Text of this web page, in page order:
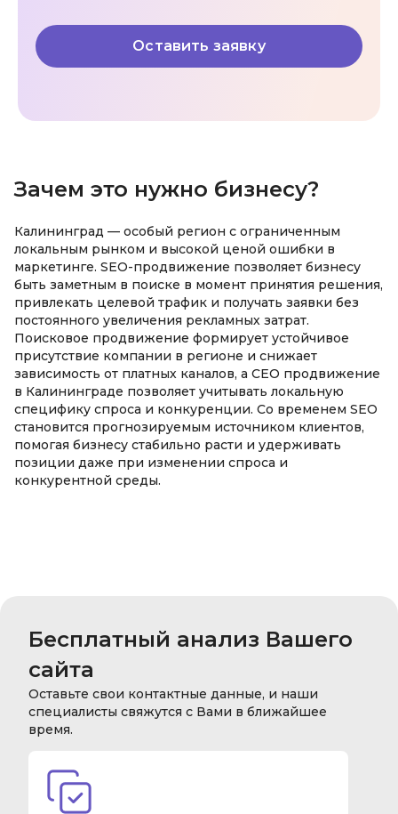
Оставить заявку
Зачем это нужно бизнесу?
Калининград — особый регион с ограниченным
локальным рынком и высокой ценой ошибки в
маркетинге. SEO-продвижение позволяет бизнесу
быть заметным в поиске в момент принятия решения,
привлекать целевой трафик и получать заявки без
постоянного увеличения рекламных затрат.
Поисковое продвижение формирует устойчивое
присутствие компании в регионе и снижает
зависимость от платных каналов, а СЕО продвижение
в Калининграде позволяет учитывать локальную
специфику спроса и конкуренции. Со временем SEO
становится прогнозируемым источником клиентов,
помогая бизнесу стабильно расти и удерживать
позиции даже при изменении спроса и
конкурентной среды.
Бесплатный анализ Вашего
сайта
Оставьте свои контактные данные, и наши
специалисты свяжутся с Вами в ближайшее
время.